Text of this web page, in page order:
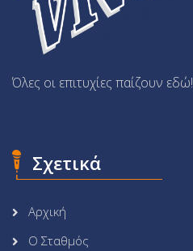
Όλες οι επιτυχίες παίζουν εδώ!
Σχετικά
Αρχική
Ο Σταθμός